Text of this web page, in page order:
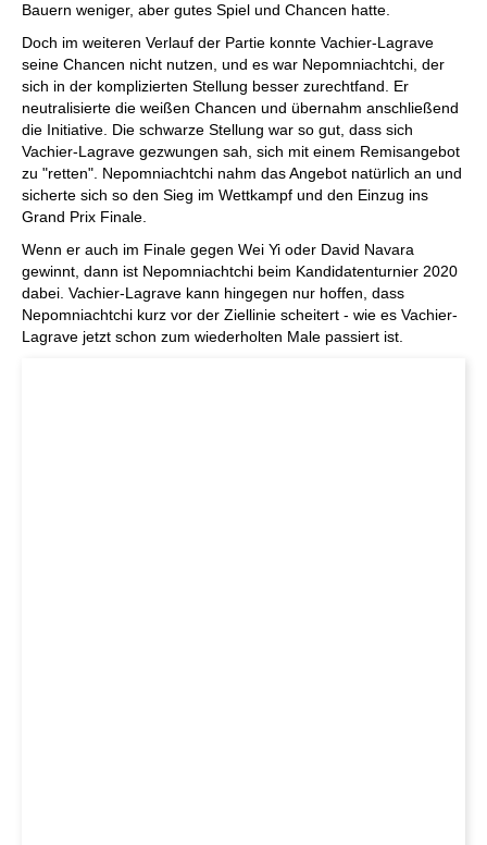
Bauern weniger, aber gutes Spiel und Chancen hatte.
Doch im weiteren Verlauf der Partie konnte Vachier-Lagrave
seine Chancen nicht nutzen, und es war Nepomniachtchi, der
sich in der komplizierten Stellung besser zurechtfand. Er
neutralisierte die weißen Chancen und übernahm anschließend
die Initiative. Die schwarze Stellung war so gut, dass sich
Vachier-Lagrave gezwungen sah, sich mit einem Remisangebot
zu "retten". Nepomniachtchi nahm das Angebot natürlich an und
sicherte sich so den Sieg im Wettkampf und den Einzug ins
Grand Prix Finale.
Wenn er auch im Finale gegen Wei Yi oder David Navara
gewinnt, dann ist Nepomniachtchi beim Kandidatenturnier 2020
dabei. Vachier-Lagrave kann hingegen nur hoffen, dass
Nepomniachtchi kurz vor der Ziellinie scheitert - wie es Vachier-
Lagrave jetzt schon zum wiederholten Male passiert ist.